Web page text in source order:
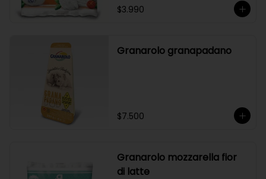
$3.990
Granarolo granapadano
$7.500
Granarolo mozzarella fior
di latte